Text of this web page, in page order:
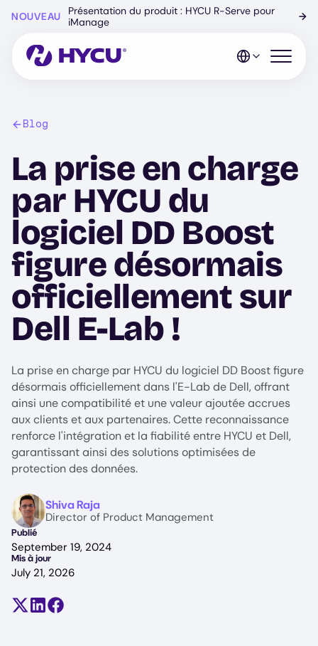
content
NOUVEAU
Présentation du produit : HYCU R-Serve pour
iManage
→
Open
Blog
La prise en charge
par HYCU du
logiciel DD Boost
figure désormais
officiellement sur
Dell E-Lab !
La prise en charge par HYCU du logiciel DD Boost figure
désormais officiellement dans l'E-Lab de Dell, offrant
ainsi une compatibilité et une valeur ajoutée accrues
aux clients et aux partenaires. Cette reconnaissance
renforce l'intégration et la fiabilité entre HYCU et Dell,
garantissant ainsi des solutions optimisées de
protection des données.
ImageShiva Raja
Director of Product Management
Publié
September 19, 2024
Mis à jour
July 21, 2026
Partager sur X (anciennement Twitter)
Partager sur LinkedIn
Partager sur Facebook